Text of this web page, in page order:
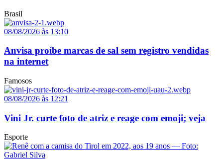
Brasil
08/08/2026 às 13:10
Anvisa proíbe marcas de sal sem registro vendidas
na internet
Famosos
08/08/2026 às 12:21
Vini Jr. curte foto de atriz e reage com emoji; veja
Esporte